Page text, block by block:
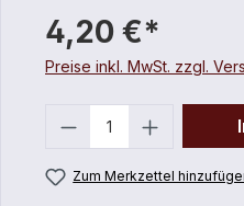
4,20 €*
Preise inkl. MwSt. zzgl.
Zum Merkzettel